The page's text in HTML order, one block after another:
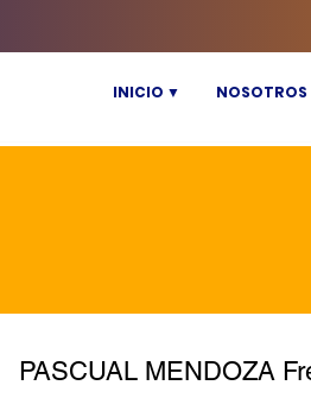
INICIO ▼
PASCUAL MENDOZA